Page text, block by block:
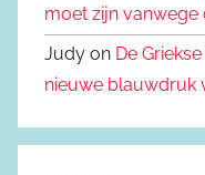
moet zijn vanwege
Judy on De
nieuwe blauwdruk